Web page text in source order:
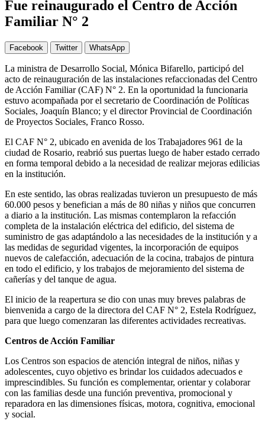
Fue reinaugurado el Centro de Acción
Familiar N° 2
Facebook Twitter WhatsApp
La ministra de Desarrollo Social, Mónica Bifarello, participó del
acto de reinauguración de las instalaciones refaccionadas del Centro
de Acción Familiar (CAF) N° 2. En la oportunidad la funcionaria
estuvo acompañada por el secretario de Coordinación de Políticas
Sociales, Joaquín Blanco; y el director Provincial de Coordinación
de Proyectos Sociales, Franco Rosso.
El CAF N° 2, ubicado en avenida de los Trabajadores 961 de la
ciudad de Rosario, reabrió sus puertas luego de haber estado cerrado
en forma temporal debido a la necesidad de realizar mejoras edilicias
en la institución.
En este sentido, las obras realizadas tuvieron un presupuesto de más
60.000 pesos y benefician a más de 80 niñas y niños que concurren
a diario a la institución. Las mismas contemplaron la refacción
completa de la instalación eléctrica del edificio, del sistema de
suministro de gas adaptándolo a las necesidades de la institución y a
las medidas de seguridad vigentes, la incorporación de equipos
nuevos de calefacción, adecuación de la cocina, trabajos de pintura
en todo el edificio, y los trabajos de mejoramiento del sistema de
cañerías y del tanque de agua.
El inicio de la reapertura se dio con unas muy breves palabras de
bienvenida a cargo de la directora del CAF N° 2, Estela Rodríguez,
para que luego comenzaran las diferentes actividades recreativas.
Centros de Acción Familiar
Los Centros son espacios de atención integral de niños, niñas y
adolescentes, cuyo objetivo es brindar los cuidados adecuados e
imprescindibles. Su función es complementar, orientar y colaborar
con las familias desde una función preventiva, promocional y
reparadora en las dimensiones físicas, motora, cognitiva, emocional
y social.